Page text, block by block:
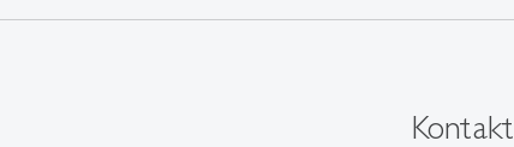
Kontakt